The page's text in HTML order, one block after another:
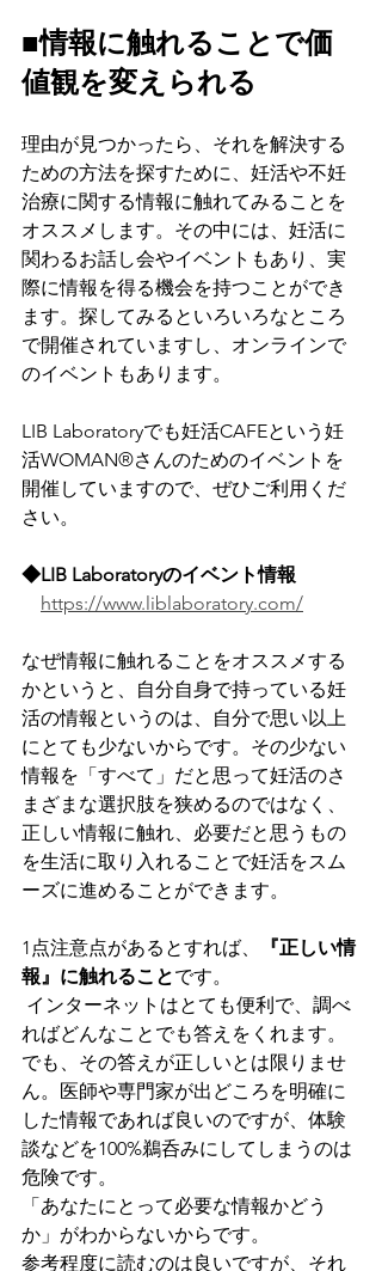
■情報に触れることで価
値観を変えられる
理由が見つかったら、それを解決する
ための方法を探すために、妊活や不妊
治療に関する情報に触れてみることを
オススメします。その中には、妊活に
関わるお話し会やイベントもあり、実
際に情報を得る機会を持つことができ
ます。探してみるといろいろなところ
で開催されていますし、オンラインで
のイベントもあります。
LIB Laboratoryでも妊活CAFEという妊
活WOMAN®さんのためのイベントを
開催していますので、ぜひご利用くだ
さい。
◆LIB Laboratoryのイベント情報
https://www.liblaboratory.com/
なぜ情報に触れることをオススメする
かというと、自分自身で持っている妊
活の情報というのは、自分で思い以上
にとても少ないからです。その少ない
情報を「すべて」だと思って妊活のさ
まざまな選択肢を狭めるのではなく、
正しい情報に触れ、必要だと思うもの
を生活に取り入れることで妊活をスム
ーズに進めることができます。
1点注意点があるとすれば、
『正しい情
報』に触れることです。
ればどんなことでも答えをくれます。
でも、その答えが正しいとは限りませ
ん。医師や専門家が出どころを明確に
した情報であれば良いのですが、体験
談などを100%鵜呑みにしてしまうのは
危険です。
「あなたにとって必要な情報かどう
か」がわからないからです。
参考程度に読むのは良いですが、それ